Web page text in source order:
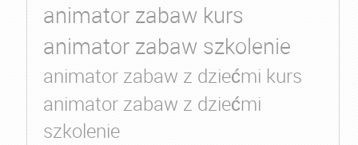
animator zabaw kurs
animator zabaw szkolenie
animator zabaw z dziećmi kurs
animator zabaw z dziećmi
szkolenie